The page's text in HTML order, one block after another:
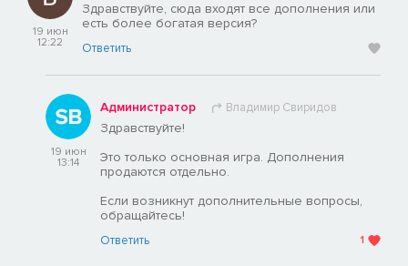
19 июн
12:22
Здравствуйте, сюда входят все дополнения или
есть более богатая версия?
Ответить
19 июн
13:14
Администратор Владимир Свиридов
Здравствуйте!
Это только основная игра. Дополнения
продаются отдельно.
Если возникнут дополнительные вопросы,
обращайтесь!
Ответить 1